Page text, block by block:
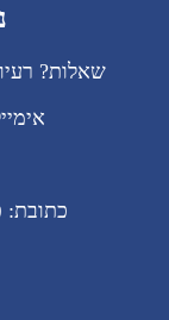
שאלות?
כתובת: